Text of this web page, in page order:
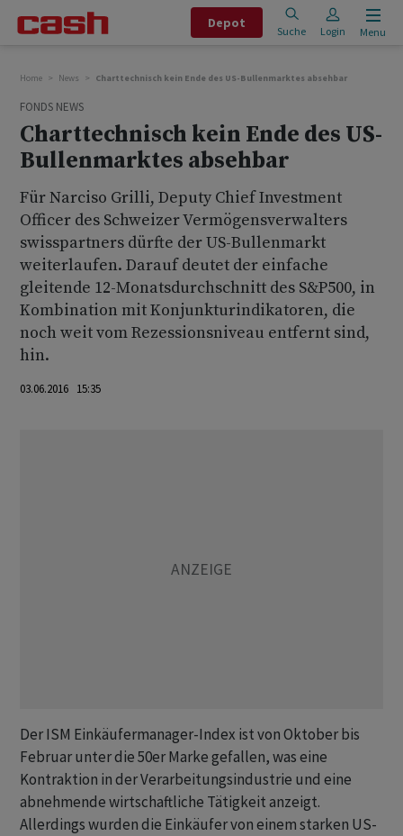
Depot
Suche Login Menu
Home News Charttechnisch kein Ende des US-Bullenmarktes absehbar
FONDS NEWS
Charttechnisch kein Ende des US-
Bullenmarktes absehbar
Für Narciso Grilli, Deputy Chief Investment
Officer des Schweizer Vermögensverwalters
swisspartners dürfte der US-Bullenmarkt
weiterlaufen. Darauf deutet der einfache
gleitende 12-Monatsdurchschnitt des S&P500, in
Kombination mit Konjunkturindikatoren, die
noch weit vom Rezessionsniveau entfernt sind,
hin.
03.06.2016 15:35
Der ISM Einkäufermanager-Index ist von Oktober bis
Februar unter die 50er Marke gefallen, was eine
Kontraktion in der Verarbeitungsindustrie und eine
abnehmende wirtschaftliche Tätigkeit anzeigt.
Allerdings wurden die Einkäufer von einem starken US-